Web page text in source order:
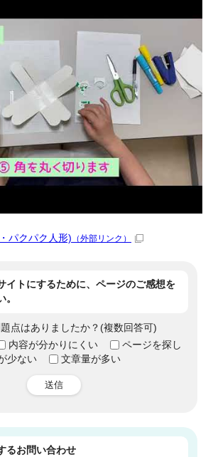
パクパク人形) （外部リンク）
イトにするために、ページのご感想を
。
点はありましたか？(複数回答可)
内容が分かりにくい
ページを探し
少ない 文章量が多い
送信
るお問い合わせ